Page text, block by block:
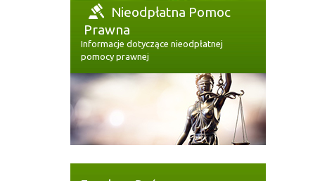
Nieodpłatna Pomoc
Prawna
Informacje dotyczące nieodpłatnej
pomocy prawnej